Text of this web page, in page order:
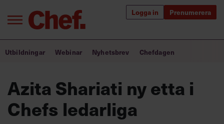
Logga in Prenumerera
Bra ledare förändrar världen
Utbildning för ledare
Utbildningar Webinar Nyhetsbrev Chefdagen
Azita Shariati ny etta i
Chefs ledarliga